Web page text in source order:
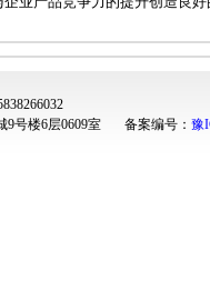
9号楼6层0609室 备案编号： 豫